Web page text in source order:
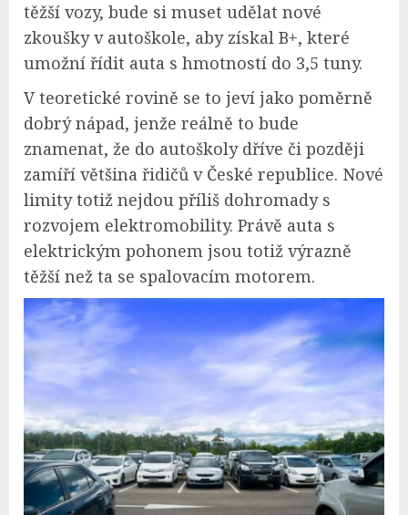
těžší vozy, bude si muset udělat nové
zkoušky v autoškole, aby získal B+, které
umožní řídit auta s hmotností do 3,5 tuny.
V teoretické rovině se to jeví jako poměrně
dobrý nápad, jenže reálně to bude
znamenat, že do autoškoly dříve či později
zamíří většina řidičů v České republice. Nové
limity totiž nejdou příliš dohromady s
rozvojem elektromobility. Právě auta s
elektrickým pohonem jsou totiž výrazně
těžší než ta se spalovacím motorem.